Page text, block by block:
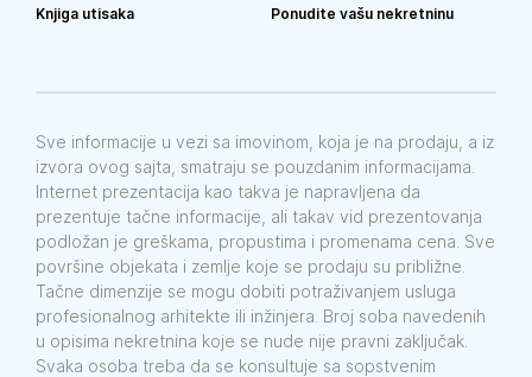
Knjiga utisaka
Ponudite vašu nekretninu
Sve informacije u vezi sa imovinom, koja je na prodaju, a iz
izvora ovog sajta, smatraju se pouzdanim informacijama.
Internet prezentacija kao takva je napravljena da
prezentuje tačne informacije, ali takav vid prezentovanja
podložan je greškama, propustima i promenama cena. Sve
površine objekata i zemlje koje se prodaju su približne.
Tačne dimenzije se mogu dobiti potraživanjem usluga
profesionalnog arhitekte ili inžinjera. Broj soba navedenih
u opisima nekretnina koje se nude nije pravni zaključak.
Svaka osoba treba da se konsultuje sa sopstvenim